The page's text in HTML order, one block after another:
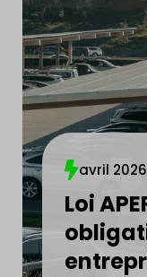
avril 2026
Loi